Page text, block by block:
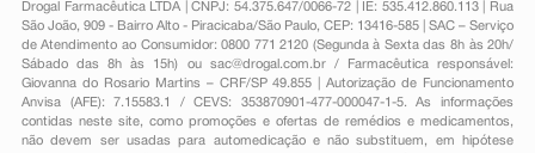
Drogal Farmacêutica LTDA | CNPJ: 54.375.647/0066-72 | IE: 535.412.860.113 | Rua
São João, 909 - Bairro Alto - Piracicaba/São Paulo, CEP: 13416-585 | SAC – Serviço
de Atendimento ao Consumidor: 0800 771 2120 (Segunda à Sexta das 8h às 20h/
Sábado das 8h às 15h) ou sac@drogal.com.br/ Farmacêutica responsável:
Giovanna do Rosario Martins – CRF/SP 49.855 | Autorização de Funcionamento
Anvisa (AFE): 7.15583.1 / CEVS: 353870901-477-000047-1-5. As informações
contidas neste site, como promoções e ofertas de remédios e medicamentos,
não devem ser usadas para automedicação e não substituem, em hipótese